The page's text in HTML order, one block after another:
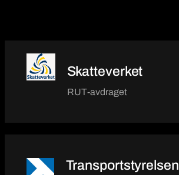
Skatteverket
RUT-avdraget
Transportstyrelsen